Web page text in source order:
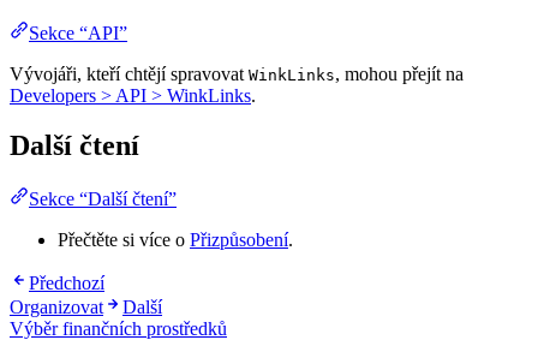
Sekce “API”
Vývojáři, kteří chtějí spravovat WinkLinks, mohou přejít na
Developers > API > WinkLinks.
Další čtení
Sekce “Další čtení”
Přečtěte si více o Přizpůsobení.
Předchozí
Organizovat
Další
Výběr finančních prostředků